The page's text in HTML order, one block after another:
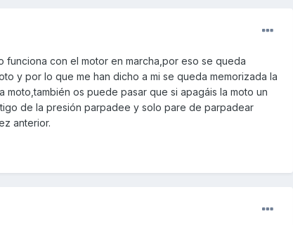
funciona con el motor en marcha,por eso se queda
y por lo que me han dicho a mi se queda memorizada la
os puede pasar que si apagáis la moto un
de la presión parpadee y solo pare de parpadear
anterior.